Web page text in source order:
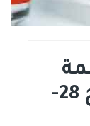
الصحة العالمية بتاريخ 28-